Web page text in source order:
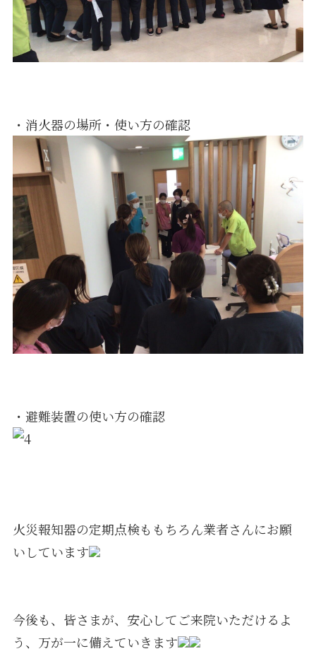
・消火器の場所・使い方の確認
・避難装置の使い方の確認
火災報知器の定期点検ももちろん業者さんにお願
いしています
今後も、皆さまが、安心してご来院いただけるよ
う、万が一に備えていきます